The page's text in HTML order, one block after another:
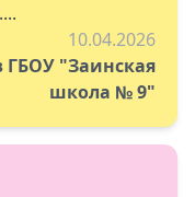
10.04.2026
ГБОУ "Заинская
школа № 9"